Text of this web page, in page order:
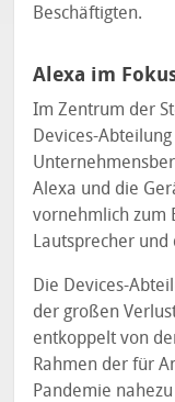
Beschäftigten.
Alexa im
Im Zentrum der
Devices-
Alexa und die
vornehmlich zum
Lautsprecher und
Die Devices-
der großen
entkoppelt von
Rahmen der für
Pandemie